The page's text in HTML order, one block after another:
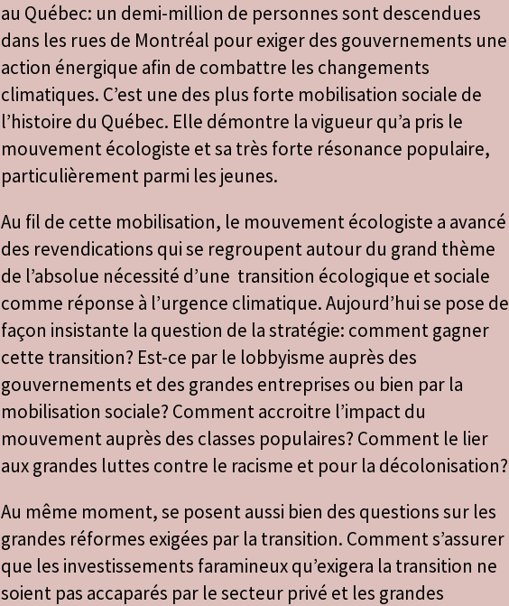
au Québec: un demi-million de personnes sont descendues
dans les rues de Montréal pour exiger des gouvernements une
action énergique afin de combattre les changements
climatiques. C’est une des plus forte mobilisation sociale de
l’histoire du Québec. Elle démontre la vigueur qu’a pris le
mouvement écologiste et sa très forte résonance populaire,
particulièrement parmi les jeunes.
Au fil de cette mobilisation, le mouvement écologiste a avancé
des revendications qui se regroupent autour du grand thème
de l’absolue nécessité d’une transition écologique et sociale
comme réponse à l’urgence climatique. Aujourd’hui se pose de
façon insistante la question de la stratégie: comment gagner
cette transition? Est-ce par le lobbyisme auprès des
gouvernements et des grandes entreprises ou bien par la
mobilisation sociale? Comment accroitre l’impact du
mouvement auprès des classes populaires? Comment le lier
aux grandes luttes contre le racisme et pour la décolonisation?
Au même moment, se posent aussi bien des questions sur les
grandes réformes exigées par la transition. Comment s’assurer
que les investissements faramineux qu’exigera la transition ne
soient pas accaparés par le secteur privé et les grandes